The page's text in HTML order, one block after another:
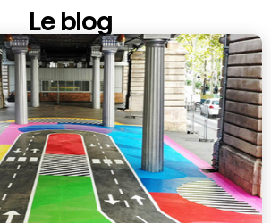
Le blog